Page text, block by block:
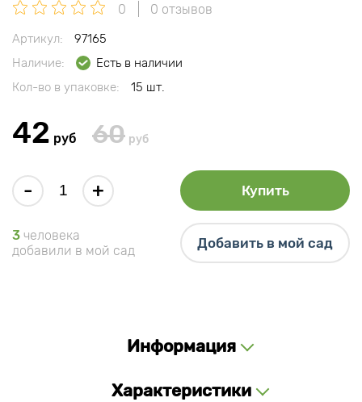
0 0 отзывов
Артикул:
97165
Наличие:
Есть в наличии
Кол-во в упаковке:
15 шт.
42 руб 60 руб
- + Купить
3 человека
добавили в мой сад
Добавить в мой сад
Информация
Характеристики